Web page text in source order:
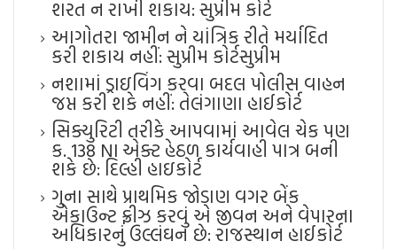
શરત ન રાખી શકાય: સુપ્રીમ કોર્ટ
આગોતરા જામીન ને યાંત્રિક રીતે મર્યાદિત
કરી શકાય નહીં: સુપ્રીમ કોર્ટ​સુપ્રીમ
નશામાં ડ્રાઇવિંગ કરવા બદલ પોલીસ વાહન
જપ્ત કરી શકે નહીં: તેલંગાણા હાઈકોર્ટ
સિક્યુરિટી તરીકે આપવામાં આવેલ ચેક પણ
ક. 138 NI એક્ટ હેઠળ કાર્યવાહી પાત્ર બની
શકે છે: દિલ્હી હાઇકોર્ટ
ગુના સાથે પ્રાથમિક જોડાણ વગર બેંક
એકાઉન્ટ ફ્રીઝ કરવું એ જીવન અને વેપારના
અધિકારનું ઉલ્લંઘન છે: રાજસ્થાન હાઈકોર્ટ